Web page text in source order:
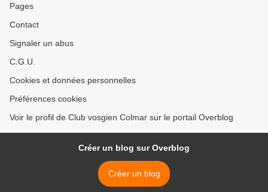
Pages
Contact
Signaler un abus
C.G.U.
Cookies et données personnelles
Préférences cookies
Voir le profil de Club vosgien Colmar sur le portail Overblog
Créer un blog sur Overblog
Créer un blog